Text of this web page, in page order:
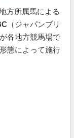
方所属馬による
（ジャパンブリ
各地方競馬場で
態によって施行